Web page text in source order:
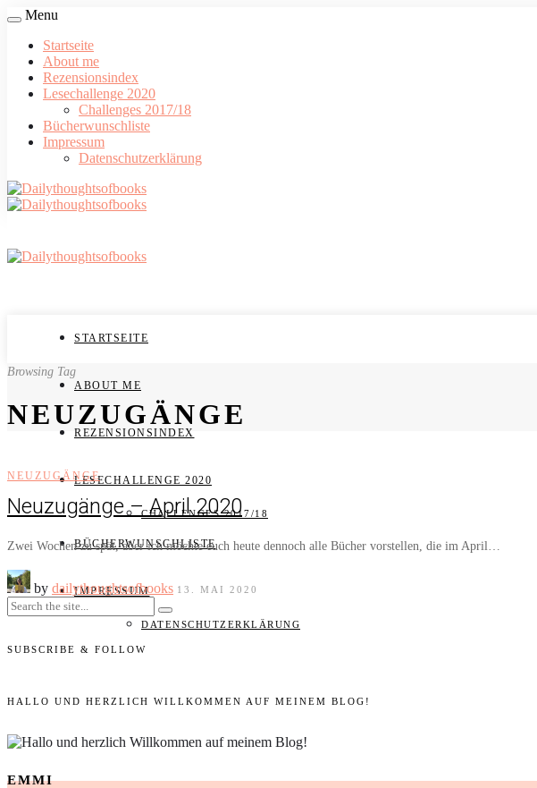
Menu
Startseite
About me
Rezensionsindex
Lesechallenge 2020
Challenges 2017/18
Bücherwunschliste
Impressum
Datenschutzerklärung
STARTSEITE
ABOUT ME
REZENSIONSINDEX
LESECHALLENGE 2020
CHALLENGES 2017/18
BÜCHERWUNSCHLISTE
IMPRESSUM
DATENSCHUTZERKLÄRUNG
Browsing Tag
NEUZUGÄNGE
NEUZUGÄNGE
Neuzugänge – April 2020
Zwei Wochen zu spät, aber ich möchte euch heute dennoch alle Bücher vorstellen, die im April…
by dailythoughtsofbooks 13. MAI 2020
SUBSCRIBE & FOLLOW
HALLO UND HERZLICH WILLKOMMEN AUF MEINEM BLOG!
EMMI